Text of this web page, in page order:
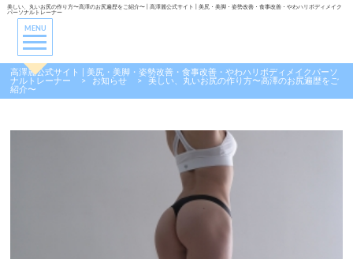
美しい、丸いお尻の作り方〜高澤のお尻遍歴をご紹介〜 | 高澤麗公式サイト | 美尻・美脚・姿勢改善・食事改善・やわハリボディメイク
パーソナルトレーナー
MENU
高澤麗公式サイト | 美尻・美脚・姿勢改善・食事改善・やわハリボディメイクパーソ
ナルトレーナー
> お知らせ >
美しい、丸いお尻の作り方〜高澤のお尻遍歴をご
紹介〜